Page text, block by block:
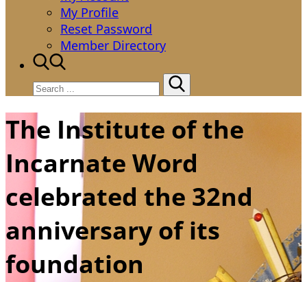
My Profile
Reset Password
Member Directory
Search
for:
The Institute of the
Incarnate Word
celebrated the 32nd
anniversary of its
foundation